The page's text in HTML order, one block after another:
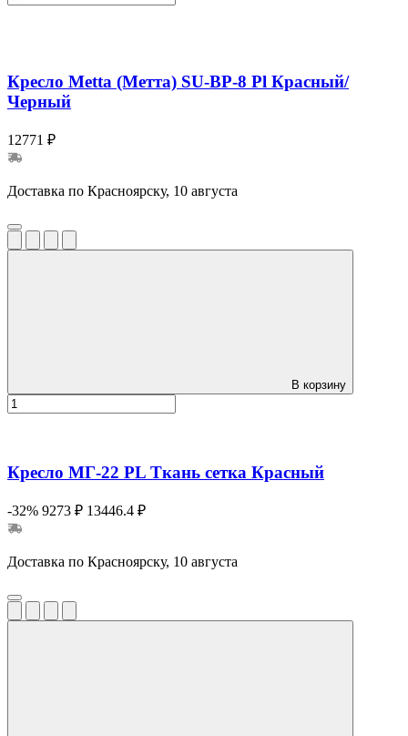
Кресло Metta (Метта) SU-BP-8 Pl Красный/
Черный
12771 ₽
Доставка по Красноярску, 10 августа
В корзину
Кресло МГ-22 PL Ткань сетка Красный
-32% 9273 ₽ 13446.4 ₽
Доставка по Красноярску, 10 августа